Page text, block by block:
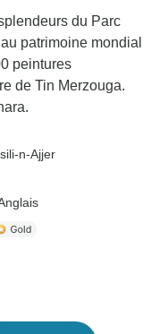
du Parc
patrimoine mondial
peintures
de Tin Merzouga.
n-Ajjer